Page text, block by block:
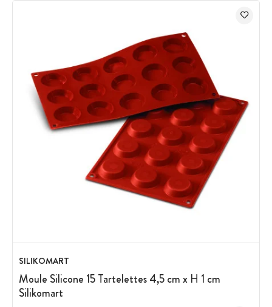
SILIKOMART
Moule Silicone 15 Tartelettes 4,5 cm x H 1 cm
Silikomart